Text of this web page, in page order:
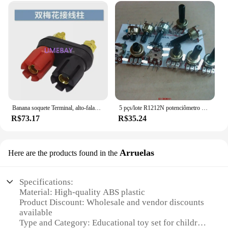
Banana soquete Terminal, alto-falante amplificador, fiação coluna, conector, posição dupla, hexagonal, ameixa dupla, cabeça 4mm, 10pcs
R$73.17
5 pçs/lote R1212N potenciômetro de junta única B10K alça de flor de ameixa [comprimento do eixo e mais especificações]
R$35.24
Here are the products found in the Arruelas
Specifications:
Material: High-quality ABS plastic
Product Discount: Wholesale and vendor discounts
available
Type and Category: Educational toy set for children